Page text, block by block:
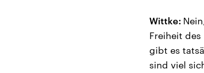
Wittke:
Freiheit
gibt es
sind viel